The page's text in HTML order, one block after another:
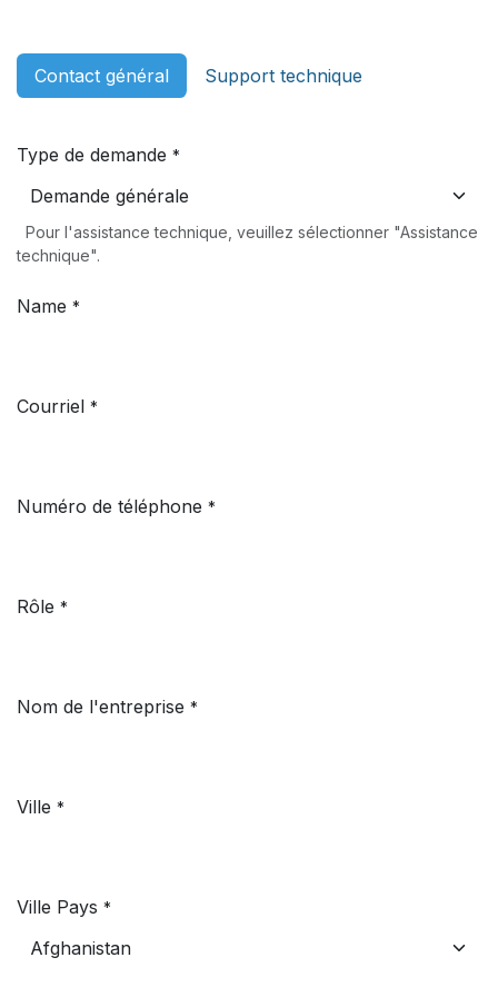
Contact général Support technique
Type de demande *
Pour l'assistance technique, veuillez sélectionner "Assistance
technique".
Name *
Courriel *
Numéro de téléphone *
Rôle *
Nom de l'entreprise *
Ville *
Ville Pays *